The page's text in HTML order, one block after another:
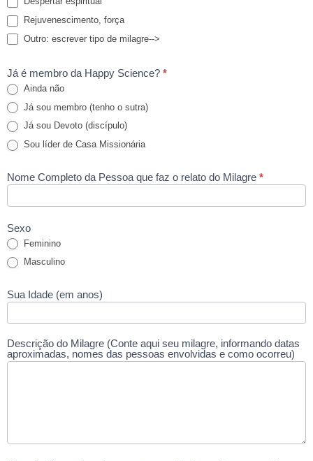
Rejuvenescimento, força
Outro: escrever tipo de milagre-->
Já é membro da Happy Science? *
Ainda não
Já sou membro (tenho o sutra)
Já sou Devoto (discípulo)
Sou líder de Casa Missionária
Nome Completo da Pessoa que faz o relato do Milagre *
Sexo
Feminino
Masculino
Sua Idade (em anos)
Descrição do Milagre (Conte aqui seu milagre, informando datas
aproximadas, nomes das pessoas envolvidas e como ocorreu)